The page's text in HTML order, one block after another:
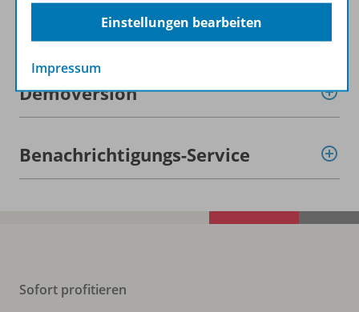
Zugehörige Produkte
Demoversion
Benachrichtigungs-Service
Sofort profitieren
Einstellungen bearbeiten
Impressum